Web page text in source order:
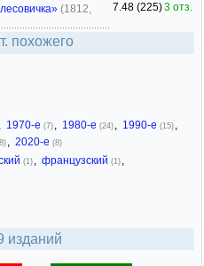
(1812,
7.48 (225)3 отз.
похожего
, 1970-е (7) , 1980-е (24) , 1990-е (15) ,
, 2020-е (8)
(1) , французский (1) ,
изданий